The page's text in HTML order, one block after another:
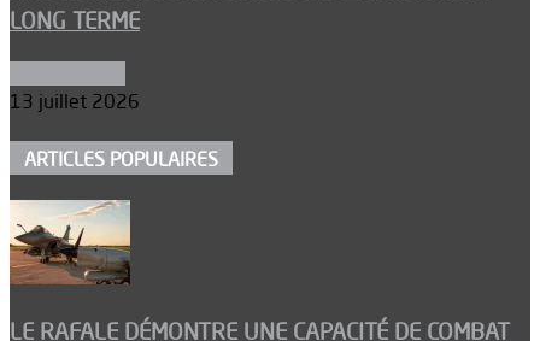
LONG TERME
13 juillet 2026
ARTICLES POPULAIRES
LE RAFALE DÉMONTRE UNE CAPACITÉ DE COMBAT